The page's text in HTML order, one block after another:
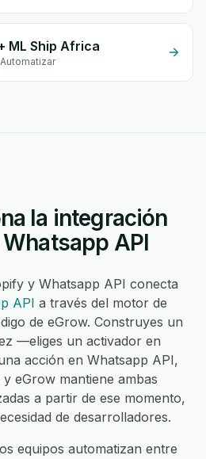
ML Ship Africa
la integración
API
y Whatsapp API conecta
API a través del motor de
de eGrow. Construyes un
—eliges un activador en
acción en Whatsapp API,
eGrow mantiene ambas
a partir de ese momento,
de desarrolladores.
equipos automatizan entre